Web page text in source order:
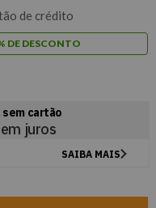
de crédito
DE DESCONTO